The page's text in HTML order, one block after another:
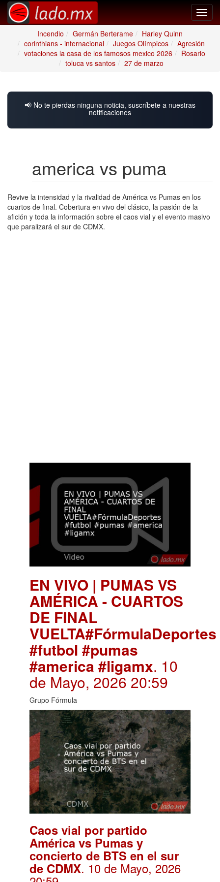
Incendio
Germán Berterame
Harley Quinn
corinthians - internacional
Juegos Olímpicos
Agresión
votaciones la casa de los famosos mexico 2026
Rosario
toluca vs santos
27 de marzo
📢 No te pierdas ninguna noticia, suscríbete a nuestras
notificaciones
america vs puma
Revive la intensidad y la rivalidad de América vs Pumas en los
cuartos de final. Cobertura en vivo del clásico, la pasión de la
afición y toda la información sobre el caos vial y el evento masivo
que paralizará el sur de CDMX.
EN VIVO | PUMAS VS
AMÉRICA - CUARTOS
DE FINAL
VUELTA#FórmulaDeportes
#futbol #pumas
#america #ligamx. 10
de Mayo, 2026 20:59
Grupo Fórmula
Caos vial por partido
América vs Pumas y
concierto de BTS en el sur
de CDMX. 10 de Mayo, 2026